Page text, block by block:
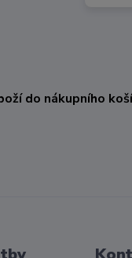
do nákupního